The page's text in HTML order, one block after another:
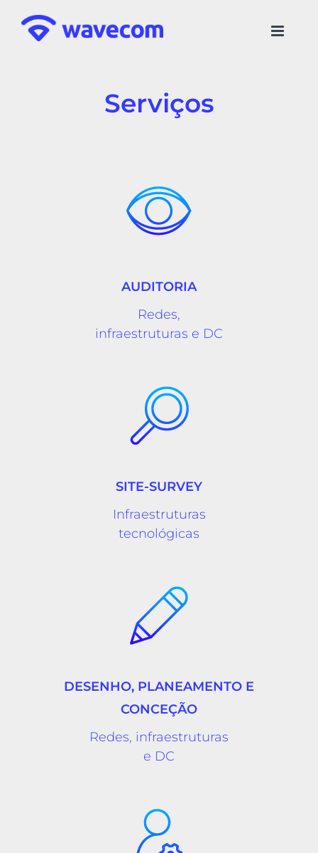
Serviços
AUDITORIA
Redes,
infraestruturas e DC
SITE-SURVEY
Infraestruturas
tecnológicas
DESENHO, PLANEAMENTO E
CONCEÇÃO
Redes, infraestruturas
e DC